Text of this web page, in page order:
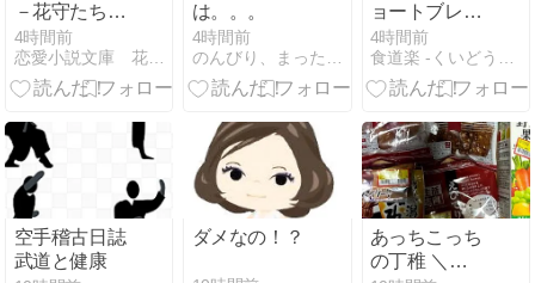
－花守たちの
章－ 5
4時間前
恋愛小説文庫 花模様
は。。。
4時間前
ョートブレッ
ド
4時間前
空手稽古日誌
武道と健康
ダメなの！？
あっちこっち
の丁稚 ＼